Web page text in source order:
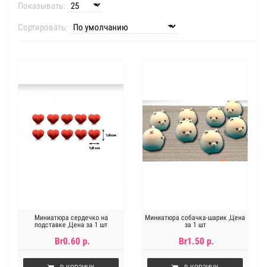
Показывать:
Сортировать:
Миниатюра сердечко на
подставке ,Цена за 1 шт
Br0.60 р.
Миниатюра собачка-шарик ,Цена
за 1 шт
Br1.50 р.